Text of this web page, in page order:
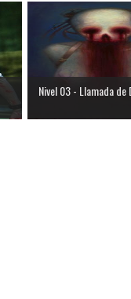
Nivel 03 - Llamada de